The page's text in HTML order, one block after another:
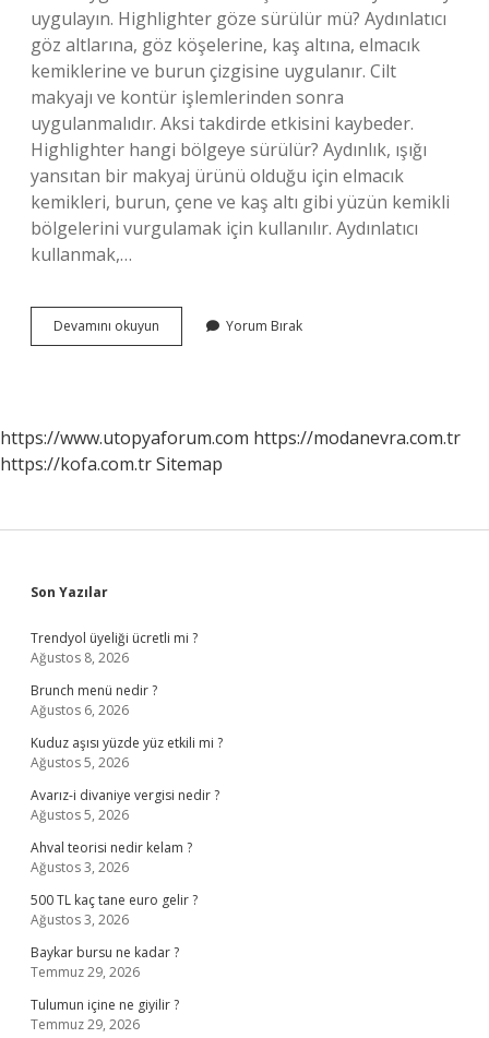
uygulayın. Highlighter göze sürülür mü? Aydınlatıcı
göz altlarına, göz köşelerine, kaş altına, elmacık
kemiklerine ve burun çizgisine uygulanır. Cilt
makyajı ve kontür işlemlerinden sonra
uygulanmalıdır. Aksi takdirde etkisini kaybeder.
Highlighter hangi bölgeye sürülür? Aydınlık, ışığı
yansıtan bir makyaj ürünü olduğu için elmacık
kemikleri, burun, çene ve kaş altı gibi yüzün kemikli
bölgelerini vurgulamak için kullanılır. Aydınlatıcı
kullanmak,…
Devamını okuyun Highlighter
Far
Yorum Bırak
https://www.utopyaforum.com https://modanevra.com.tr
https://kofa.com.trSitemap
Sidebar
Son Yazılar
Trendyol üyeliği ücretli mi ?
Ağustos 8, 2026
Brunch menü nedir ?
Ağustos 6, 2026
Kuduz aşısı yüzde yüz etkili mi ?
Ağustos 5, 2026
Avarız-i divaniye vergisi nedir ?
Ağustos 5, 2026
Ahval teorisi nedir kelam ?
Ağustos 3, 2026
500 TL kaç tane euro gelir ?
Ağustos 3, 2026
Baykar bursu ne kadar ?
Temmuz 29, 2026
Tulumun içine ne giyilir ?
Temmuz 29, 2026